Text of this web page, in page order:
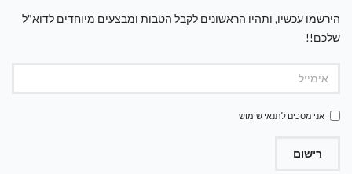
הירשמו עכשיו, ותהיו הראשונים לקבל הטבות ומבצעים מיוחדים לדוא"ל
שלכם!!
אני מסכים לתנאי שימוש
רישום